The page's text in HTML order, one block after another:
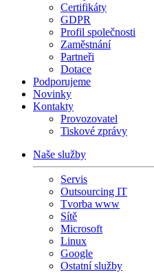
Certifikáty
GDPR
Profil společnosti
Zaměstnání
Partneři
Dotace
Podporujeme
Novinky
Kontakty
Provozovatel
Tiskové zprávy
Naše služby
Servis
Outsourcing IT
Tvorba www
Sítě
Microsoft
Linux
Google
Ostatní služby